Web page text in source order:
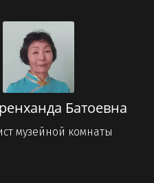
Батоевна
музейной комнаты